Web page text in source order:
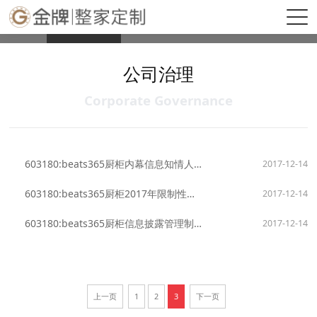
beats365(中国区)-唯一官方网站
公司治理 公司公告
公司治理
603180:beats365厨柜内幕信息知情人登记管理制度 2017-12-14
603180:beats365厨柜2017年限制性股票激励计划实施考核管理办法 2017-12-14
603180:beats365厨柜信息披露管理制度 2017-12-14
上一页 1 2 3 下一页